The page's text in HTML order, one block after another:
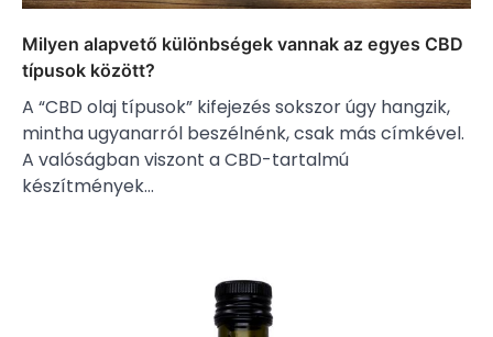
Milyen alapvető különbségek vannak az egyes CBD
típusok között?
A “CBD olaj típusok” kifejezés sokszor úgy hangzik,
mintha ugyanarról beszélnénk, csak más címkével.
A valóságban viszont a CBD-tartalmú
készítmények…